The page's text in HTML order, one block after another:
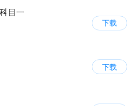
目一
下载
下载